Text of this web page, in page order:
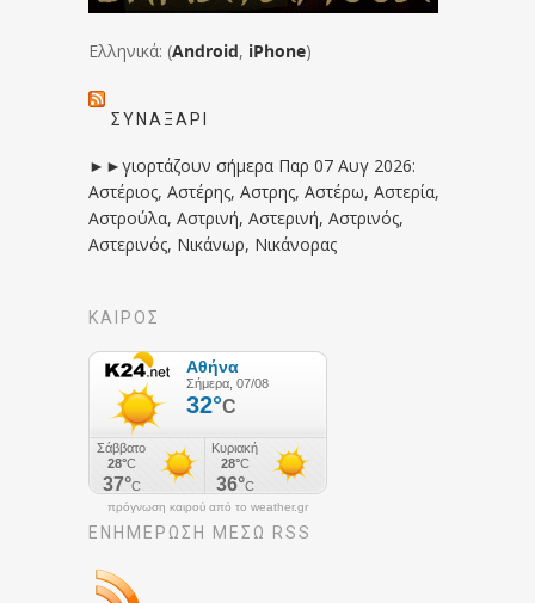
Ελληνικά: (Android, iPhone)
ΣΥΝΑΞΆΡΙ
►►γιορτάζουν σήμερα Παρ 07 Αυγ 2026:
Αστέριος, Αστέρης, Αστρης, Αστέρω, Αστερία,
Αστρούλα, Αστρινή, Αστερινή, Αστρινός,
Αστερινός, Νικάνωρ, Νικάνορας
ΚΑΙΡΟΣ
πρόγνωση καιρού από το weather.gr
ΕΝΗΜΈΡΩΣΉ ΜΕΣΩ RSS